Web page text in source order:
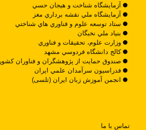
آزمايشگاه شناخت و هيجان حسي
آزمايشگاه ملي نقشه برداري مغز
ستاد توسعه علوم و فناوري هاي شناختي
بنياد ملي نخبگان
وزارت علوم، تحقيقات و فناوري
کالج دانشگاه فردوسي مشهد
صندوق حمايت از پژوهشگران و فناوران کشور
فدراسيون سرآمدان علمي ايران
انجمن آموزش زبان ایران (تلسی)
تماس با ما